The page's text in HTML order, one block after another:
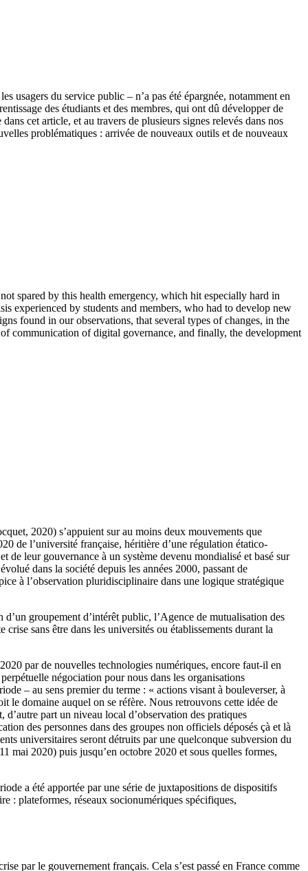
usagers du service public – n’a pas été épargnée, notamment en
des étudiants et des membres, qui ont dû développer de
cet article, et au travers de plusieurs signes relevés dans nos
problématiques : arrivée de nouveaux outils et de nouveaux
spared by this health emergency, which hit especially hard in
experienced by students and members, who had to develop new
found in our observations, that several types of changes, in the
communication of digital governance, and finally, the development
2020) s’appuient sur au moins deux mouvements que
de l’université française, héritière d’une régulation étatico-
de leur gouvernance à un système devenu mondialisé et basé sur
dans la société depuis les années 2000, passant de
à l’observation pluridisciplinaire dans une logique stratégique
groupement d’intérêt public, l’Agence de mutualisation des
sans être dans les universités ou établissements durant la
par de nouvelles technologies numériques, encore faut-il en
négociation pour nous dans les organisations
– au sens premier du terme : « actions visant à bouleverser, à
le domaine auquel on se réfère. Nous retrouvons cette idée de
part un niveau local d’observation des pratiques
des personnes dans des groupes non officiels déposés çà et là
universitaires seront détruits par une quelconque subversion du
mai 2020) puis jusqu’en octobre 2020 et sous quelles formes,
a été apportée par une série de juxtapositions de dispositifs
: plateformes, réseaux socionumériques spécifiques,
par le gouvernement français. Cela s’est passé en France comme